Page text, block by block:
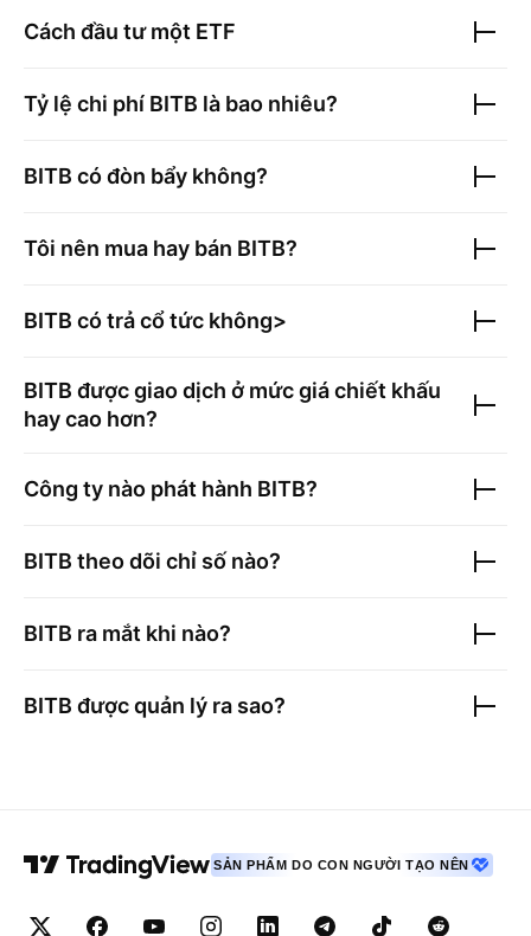
Cách đầu tư một ETF
Tỷ lệ chi phí BITB là bao nhiêu?
BITB có đòn bẩy không?
Tôi nên mua hay bán BITB?
BITB có trả cổ tức không>
BITB được giao dịch ở mức giá chiết khấu
hay cao hơn?
Công ty nào phát hành BITB?
BITB theo dõi chỉ số nào?
BITB ra mắt khi nào?
BITB được quản lý ra sao?
SẢN PHẨM DO CON NGƯỜI TẠO NÊN